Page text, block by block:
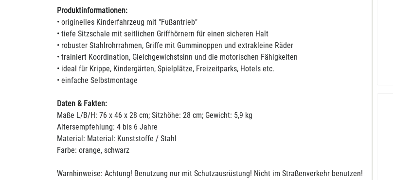
Produktinformationen:
• originelles Kinderfahrzeug mit "Fußantrieb"
• tiefe Sitzschale mit seitlichen Griffhörnern für einen sicheren Halt
• robuster Stahlrohrrahmen, Griffe mit Gumminoppen und extrakleine Räder
• trainiert Koordination, Gleichgewichstsinn und die motorischen Fähigkeiten
• ideal für Krippe, Kindergärten, Spielplätze, Freizeitparks, Hotels etc.
• einfache Selbstmontage
Daten & Fakten:
Maße L/B/H: 76 x 46 x 28 cm; Sitzhöhe: 28 cm; Gewicht: 5,9 kg
Altersempfehlung: 4 bis 6 Jahre
Material: Material: Kunststoffe / Stahl
Farbe: orange, schwarz
Warnhinweise: Achtung! Benutzung nur mit Schutzausrüstung! Nicht im Straßenverkehr benutzen!